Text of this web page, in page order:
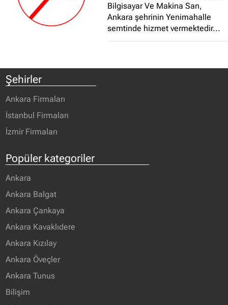
Bilgisayar Ve Makina San,
Ankara şehrinin Yenimahalle
semtinde hizmet vermektedir...
Şehirler
Ankara Firmaları
İstanbul Firmaları
İzmir Firmaları
Popüler kategoriler
Ankara
Ankara Balgat
Ankara Çankaya
Ankara Kavaklıdere
Ankara Kızılay
Ankara Öveçler
Ankara Tunus
Bilişim